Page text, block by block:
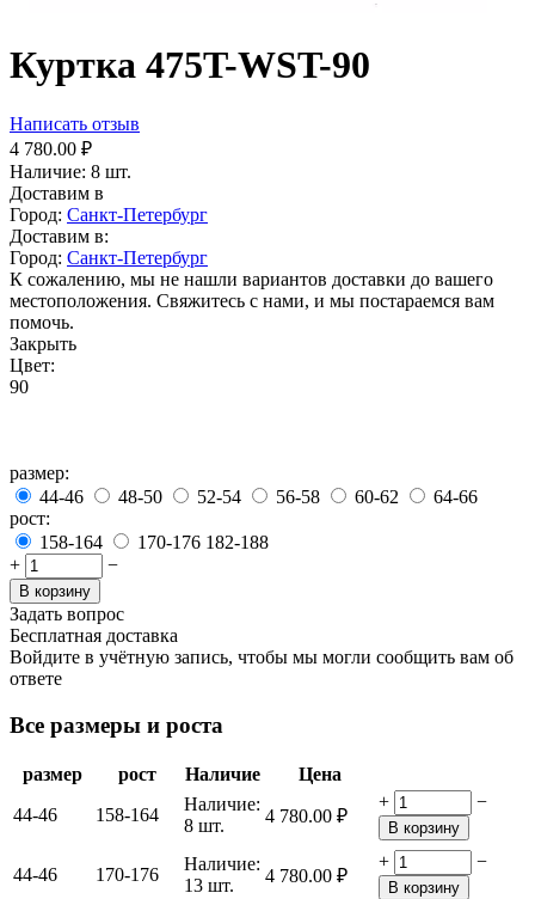
Куртка 475T-WST-90
Написать отзыв
4 780.00 ₽
Наличие: 8 шт.
Доставим в
Город: Санкт-Петербург
Доставим в:
Город: Санкт-Петербург
К сожалению, мы не нашли вариантов доставки до вашего
местоположения. Свяжитесь с нами, и мы постараемся вам
помочь.
Закрыть
Цвет:
90
размер:
44-46
48-50 52-54 56-58 60-62
64-66
рост:
158-164
170-176 182-188
+
−
В корзину
Задать вопрос
Бесплатная доставка
Войдите в учётную запись, чтобы мы могли сообщить вам об
ответе
Все размеры и роста
размер рост Наличие
Цена
44-46
158-164
Наличие:
8 шт.
4 780.00 ₽
+ −
В корзину
44-46 170-176
Наличие:
13 шт.
4 780.00 ₽
+ −
В корзину